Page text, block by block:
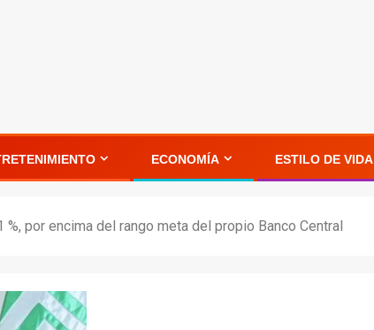
ECONOMÍA ESTILO DE VIDA
por encima del rango meta del propio Banco Central